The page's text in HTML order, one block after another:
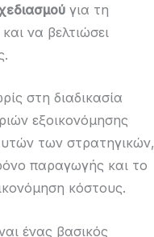
για τη
να βελτιώσει
στη διαδικασία
εξοικονόμησης
των στρατηγικών,
παραγωγής και το
κόστους.
ένας βασικός